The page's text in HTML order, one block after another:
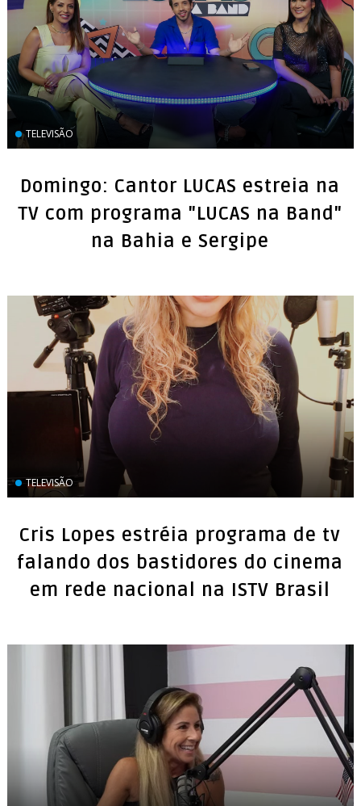
TELEVISÃO
Domingo: Cantor LUCAS estreia na
TV com programa "LUCAS na Band"
na Bahia e Sergipe
TELEVISÃO
Cris Lopes estréia programa de tv
falando dos bastidores do cinema
em rede nacional na ISTV Brasil